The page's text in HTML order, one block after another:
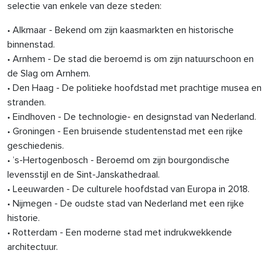
selectie van enkele van deze steden:
• Alkmaar - Bekend om zijn kaasmarkten en historische
binnenstad.
• Arnhem - De stad die beroemd is om zijn natuurschoon en
de Slag om Arnhem.
• Den Haag - De politieke hoofdstad met prachtige musea en
stranden.
• Eindhoven - De technologie- en designstad van Nederland.
• Groningen - Een bruisende studentenstad met een rijke
geschiedenis.
• ’s-Hertogenbosch - Beroemd om zijn bourgondische
levensstijl en de Sint-Janskathedraal.
• Leeuwarden - De culturele hoofdstad van Europa in 2018.
• Nijmegen - De oudste stad van Nederland met een rijke
historie.
• Rotterdam - Een moderne stad met indrukwekkende
architectuur.